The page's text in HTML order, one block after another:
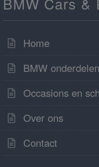
Home
BMW
Occasions en
Over ons
Contact